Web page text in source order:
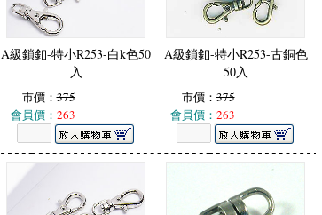
A級鎖釦-特小R253-白k色50
入
市價：375
會員價： 263
A級鎖釦-特小R253-古銅色
50入
市價：375
會員價： 263